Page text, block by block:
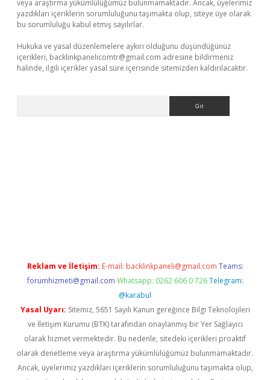
veya araştırma yükümlülüğümüz bulunmamaktadır. Ancak, üyelerimiz
yazdıkları içeriklerin sorumluluğunu taşımakta olup, siteye üye olarak
bu sorumluluğu kabul etmiş sayılırlar.
Hukuka ve yasal düzenlemelere aykırı olduğunu düşündüğünüz
içerikleri, backlinkpanelicomtr@gmail.com adresine bildirmeniz
halinde, ilgili içerikler yasal süre içerisinde sitemizden kaldırılacaktır.
Reklam ve İletişim: E-mail: backlinkpaneli@gmail.com Teams:
forumhizmeti@gmail.com Whatsapp: 0262 606 0 726 Telegram:
@karabul
Yasal Uyarı: Sitemiz, 5651 Sayılı Kanun gereğince Bilgi Teknolojileri
ve İletişim Kurumu (BTK) tarafından onaylanmış bir Yer Sağlayıcı
olarak hizmet vermektedir. Bu nedenle, sitedeki içerikleri proaktif
olarak denetleme veya araştırma yükümlülüğümüz bulunmamaktadır.
Ancak, üyelerimiz yazdıkları içeriklerin sorumluluğunu taşımakta olup,